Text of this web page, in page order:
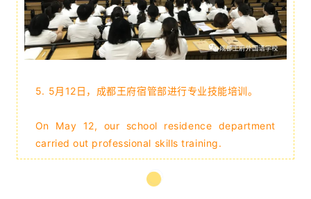
5. 5月12日，成都王府宿管部进行专业技能培训。
On May 12, our school residence department
carried out professional skills training.